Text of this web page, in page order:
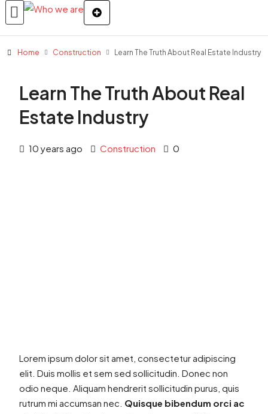
Home Construction Learn The Truth About Real Estate Industry
Learn The Truth About Real
Estate Industry
10 years ago Construction 0
Lorem ipsum dolor sit amet, consectetur adipiscing
elit. Duis mollis et sem sed sollicitudin. Donec non
odio neque. Aliquam hendrerit sollicitudin purus, quis
rutrum mi accumsan nec. Quisque bibendum orci ac